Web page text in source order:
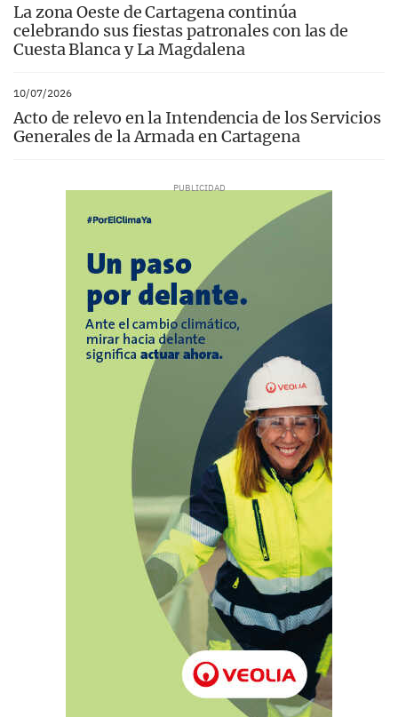
La zona Oeste de Cartagena continúa
celebrando sus fiestas patronales con las de
Cuesta Blanca y La Magdalena
10/07/2026
Acto de relevo en la Intendencia de los Servicios
Generales de la Armada en Cartagena